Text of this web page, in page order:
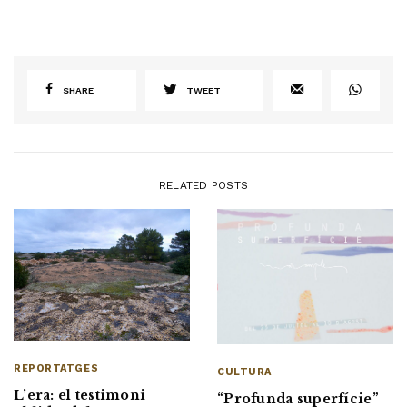
SHARE TWEET
RELATED POSTS
REPORTATGES
L’era: el testimoni
CULTURA
“Profunda superfície”